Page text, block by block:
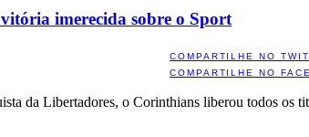
imerecida sobre o Sport
COMPARTILHE NO
COMPARTILHE NO
da Libertadores, o Corinthians liberou todos